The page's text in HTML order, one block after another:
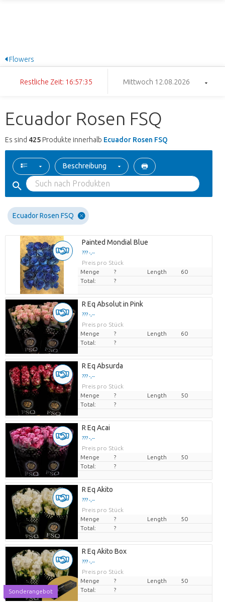
Flowers
Restliche Zeit: 16:57:34 Mittwoch 12.08.2026
Ecuador Rosen FSQ
Es sind 425 Produkte innerhalb Ecuador Rosen FSQ
Beschreibung
Ecuador Rosen FSQ
Painted Mondial Blue
??? -,--
Preis pro Stück
Menge
? Length
60
Total:
?
R Eq Absolut in Pink
??? -,--
Preis pro Stück
Menge
? Length
60
Total:
?
R Eq Absurda
??? -,--
Preis pro Stück
Menge
? Length
50
Total:
?
R Eq Acai
??? -,--
Preis pro Stück
Menge
? Length
50
Total:
?
R Eq Akito
??? -,--
Preis pro Stück
Menge
? Length
50
Total:
?
Sonderangebot
R Eq Akito Box
??? -,--
Preis pro Stück
Menge
? Length
50
Total:
?